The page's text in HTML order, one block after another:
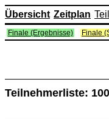
Übersicht Zeitplan
Finale (Ergebnisse) Finale
Teilnehmerliste: